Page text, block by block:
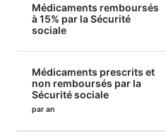
Médicaments remboursés
à 15% par la Sécurité
sociale
Médicaments prescrits et
non remboursés par la
Sécurité sociale
par an